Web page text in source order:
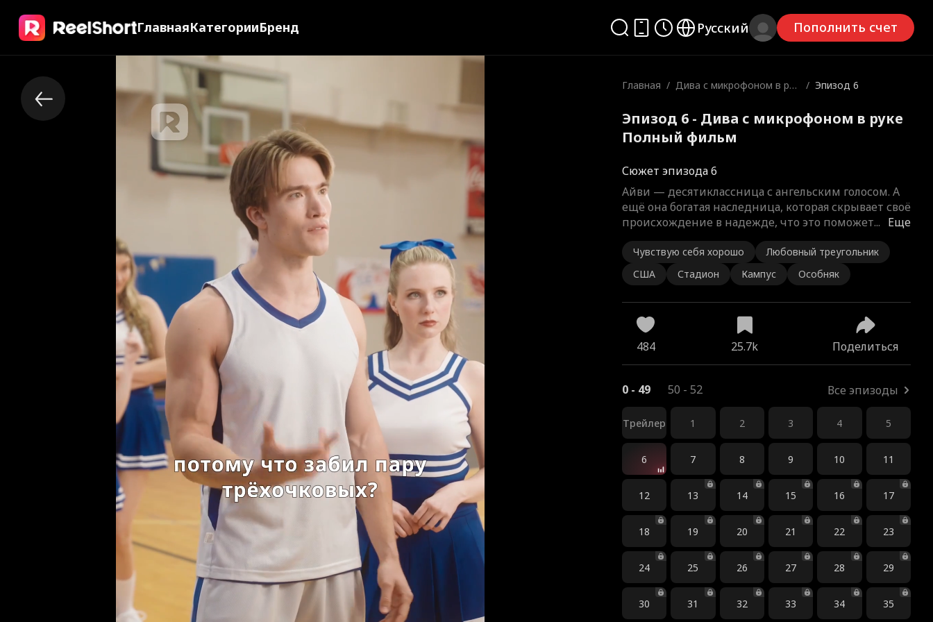
ГлавнаяКатегорииБренд Русский Пополнить счет
Главная / Дива с микрофоном в рук
/ Эпизод 6
Эпизод 6 - Дива с микрофоном в руке
Полный фильм
Сюжет эпизода 6
Еще
Айви — десятиклассница с ангельским голосом. А
ещё она богатая наследница, которая скрывает своё
происхождение в надежде, что это поможет...
Чувствую себя хорошо
Любовный треугольник
США
Стадион Кампус Особняк
484 25.7k Поделиться
0 - 49 50 - 52 Все эпизоды
Трейлер 1 2 3 4 5
6 7 8 9 10 11
12 13 14 15 16 17
18 19 20 21 22 23
24 25 26 27 28 29
30 31 32 33 34 35